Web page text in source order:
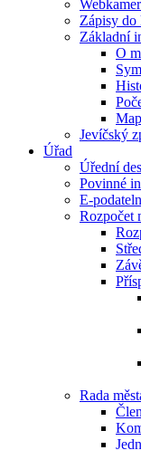
Zápisy do
Základní
O
Jevíčský
Úřad
Úřední
Povinné
E-
Rozpočet
Rada